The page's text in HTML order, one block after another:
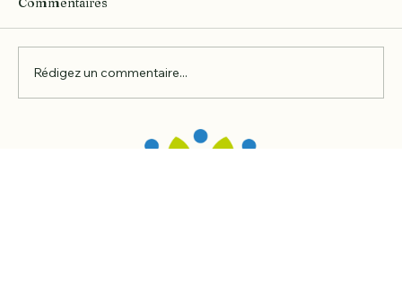
Conception de jardins naturels